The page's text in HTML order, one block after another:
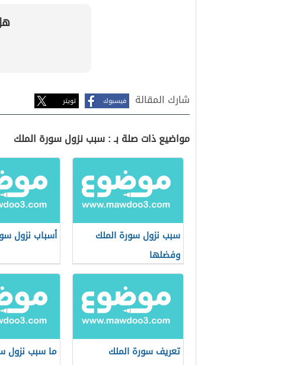
شارك المقالة فيسبوك تويتر
مواضيع ذات صلة بـ : سبب نزول سورة الملك
سبب نزول سورة الملك
وفضلها
أسباب نزول
تعريف سورة الملك ما سبب نزول